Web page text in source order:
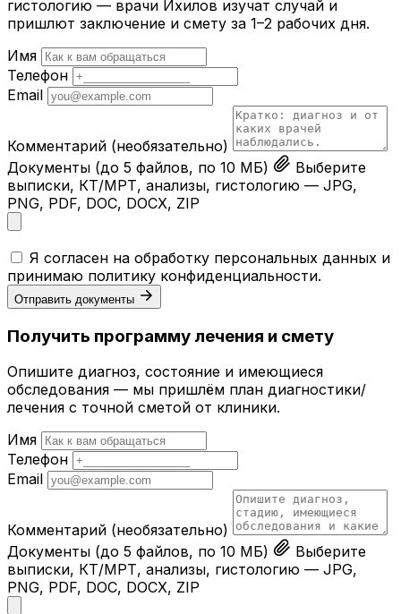
гистологию — врачи Ихилов изучат случай и
пришлют заключение и смету за 1–2 рабочих дня.
Имя
Телефон
Email
Комментарий (необязательно)
Документы (до 5 файлов, по 10 МБ)
Выберите
выписки, КТ/МРТ, анализы, гистологию — JPG,
PNG, PDF, DOC, DOCX, ZIP
Я согласен на обработку персональных данных и
принимаю политику конфиденциальности.
Отправить документы
Получить программу лечения и смету
Опишите диагноз, состояние и имеющиеся
обследования — мы пришлём план диагностики/
лечения с точной сметой от клиники.
Имя
Телефон
Email
Комментарий (необязательно)
Документы (до 5 файлов, по 10 МБ)
Выберите
выписки, КТ/МРТ, анализы, гистологию — JPG,
PNG, PDF, DOC, DOCX, ZIP